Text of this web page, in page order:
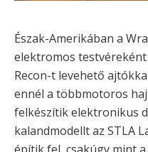
Észak-Amerikában a
elektromos
Recon-t levehető
ennél a többmotoros
felkészítik elektronikus
kalandmodellt az STLA